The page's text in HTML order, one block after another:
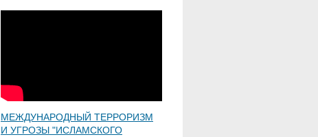
МЕЖДУНАРОДНЫЙ ТЕРРОРИЗМ
И УГРОЗЫ "ИСЛАМСКОГО